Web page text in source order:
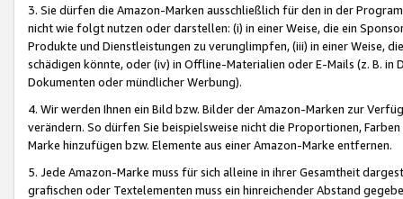
3. Sie dürfen die Amazon-Marken ausschließlich für den in der
nicht wie folgt nutzen oder darstellen: (i) in einer Weise, die ein
Produkte und Dienstleistungen zu verunglimpfen, (iii) in einer Weise,
schädigen könnte, oder (iv) in Offline-Materialien oder E-Mails (z. B. in
Dokumenten oder mündlicher Werbung).
4. Wir werden Ihnen ein Bild bzw. Bilder der Amazon-Marken zur
verändern. So dürfen Sie beispielsweise nicht die Proportionen,
Marke hinzufügen bzw. Elemente aus einer Amazon-Marke entfernen.
5. Jede Amazon-Marke muss für sich alleine in ihrer Gesamtheit
grafischen oder Textelementen muss ein hinreichender Abstand